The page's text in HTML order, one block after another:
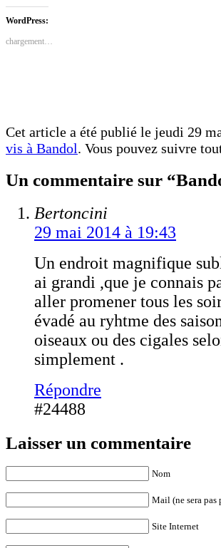
Facebook(ouvre
dans
une
fenêtre)
WordPress:
chargement…
Cet article a été publié le jeudi 29
vis à Bandol. Vous pouvez suivre
Un commentaire sur
Bertoncini
29 mai 2014 à 19:43
Un endroit magnifique
ai grandi ,que je connais
aller promener tous les
évadé au ryhtme des
oiseaux ou des cigales
simplement .
Répondre
#24488
Laisser un commentaire
Nom
Mail (ne sera pas
Site Internet